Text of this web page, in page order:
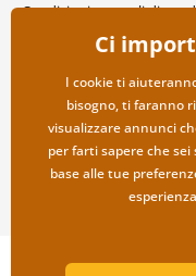
Condizioni generali di
Politica sulla privacy
Opzioni di spedizione e
pagamento
Reso della merce
Ci
I cookie ti
bisogno, ti faranno
visualizzare annunci
per farti sapere che
base alle tue